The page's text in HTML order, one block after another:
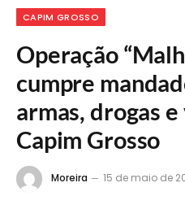
CAPIM GROSSO
Operação
cumpre
armas, drogas
Capim Grosso
Moreira 15 de maio de